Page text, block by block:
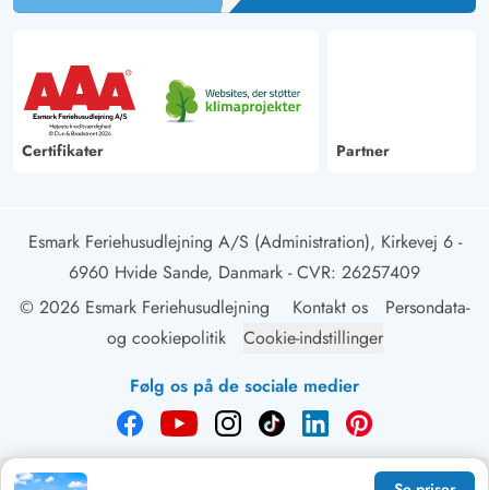
Certifikater Partner
Esmark Feriehusudlejning A/S (Administration), Kirkevej 6 -
6960 Hvide Sande, Danmark - CVR: 26257409
© 2026 Esmark Feriehusudlejning
Kontakt os
Persondata-
og cookiepolitik
Cookie-indstillinger
Følg os på de sociale medier